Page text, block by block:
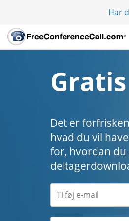
Har
Det er
hvad du vil
for, hvordan du